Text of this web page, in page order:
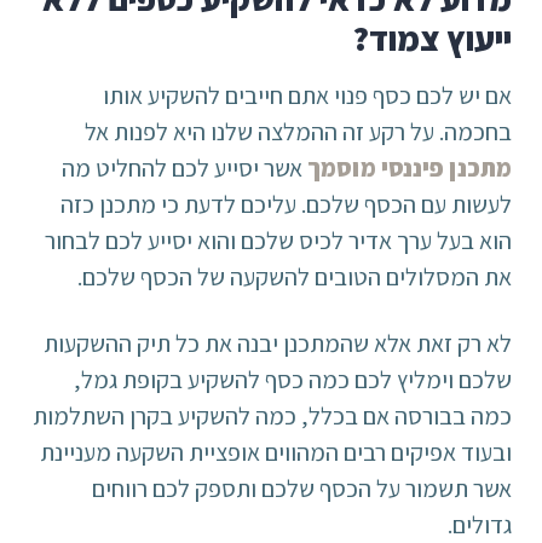
ייעוץ צמוד?
אם יש לכם כסף פנוי אתם חייבים להשקיע אותו
בחכמה. על רקע זה ההמלצה שלנו היא לפנות אל
מתכנן פיננסי מוסמךאשר יסייע לכם להחליט מה
לעשות עם הכסף שלכם. עליכם לדעת כי מתכנן כזה
הוא בעל ערך אדיר לכיס שלכם והוא יסייע לכם לבחור
את המסלולים הטובים להשקעה של הכסף שלכם.
לא רק זאת אלא שהמתכנן יבנה את כל תיק ההשקעות
שלכם וימליץ לכם כמה כסף להשקיע בקופת גמל,
כמה בבורסה אם בכלל, כמה להשקיע בקרן השתלמות
ובעוד אפיקים רבים המהווים אופציית השקעה מעניינת
אשר תשמור על הכסף שלכם ותספק לכם רווחים
גדולים.